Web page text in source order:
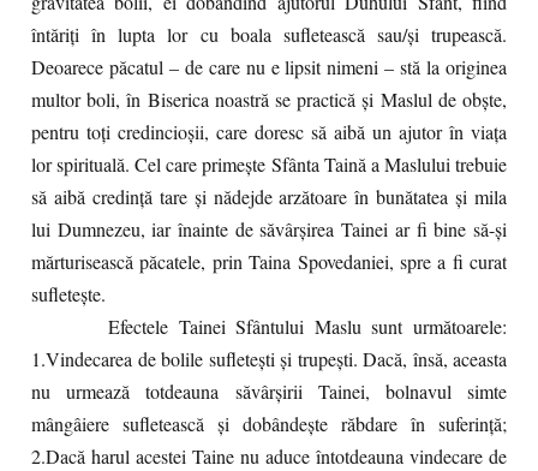
întăriţi în lupta lor cu boala sufletească sau/şi trupească.
Deoarece păcatul – de care nu e lipsit nimeni – stă la originea
multor boli, în Biserica noastră se practică şi Maslul de obşte,
pentru toţi credincioşii, care doresc să aibă un ajutor în viaţa
lor spirituală. Cel care primeşte Sfânta Taină a Maslului trebuie
să aibă credinţă tare şi nădejde arzătoare în bunătatea şi mila
lui Dumnezeu, iar înainte de săvârşirea Tainei ar fi bine să-şi
mărturisească păcatele, prin Taina Spovedaniei, spre a fi curat
sufleteşte.
Efectele Tainei Sfântului Maslu sunt următoarele:
1.Vindecarea de bolile sufleteşti şi trupeşti. Dacă, însă, aceasta
nu urmează totdeauna săvârşirii Tainei, bolnavul simte
mângâiere sufletească şi dobândeşte răbdare în suferinţă;
2.Dacă harul acestei Taine nu aduce întotdeauna vindecare de